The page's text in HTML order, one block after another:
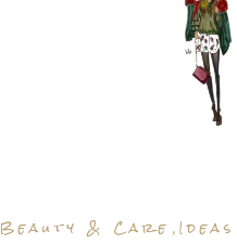
Beauty & Care ,